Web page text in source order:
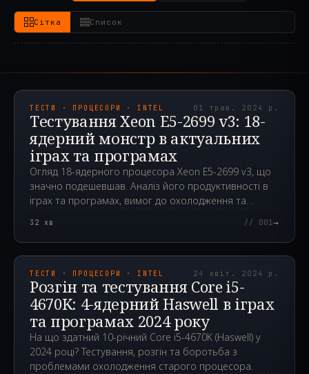
Сітка Список
ТЕСТИ · ПРОЦЕСОРИ · INTEL 01 трав. 2024 р.
Тестування Xeon E5-2699 v3: 18-
ядерний монстр в актуальних
іграх та програмах
Огляд 18-ядерного процесора Xeon E5-2699 v3, що
значно подешевшав. Аналіз його продуктивності в
іграх та програмах, вимог до охолодження та
32 хв // 001→
2024.04.24T00:12:29.000Z
ТЕСТИ · ПРОЦЕСОРИ · INTEL 24 квіт. 2024 р.
Розгін та тестування Core i5-
4670K: 4-ядерний Haswell в іграх
та програмах 2024 року
На що здатний 10-річний Core i5-4670K (Haswell) у
2024 році? Тестування, розгін та боротьба з
проблемами охолодження старого процесора.